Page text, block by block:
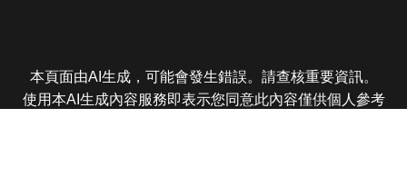
本頁面由AI生成，可能會發生錯誤。請查核重要資訊。
使用本AI生成內容服務即表示您同意此內容僅供個人參考